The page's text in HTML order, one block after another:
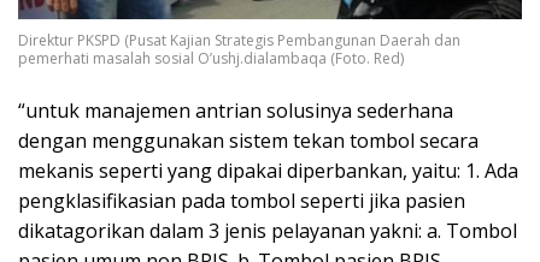
Direktur PKSPD (Pusat Kajian Strategis Pembangunan Daerah dan
pemerhati masalah sosial O’ushj.dialambaqa (Foto. Red)
“untuk manajemen antrian solusinya sederhana
dengan menggunakan sistem tekan tombol secara
mekanis seperti yang dipakai diperbankan, yaitu: 1. Ada
pengklasifikasian pada tombol seperti jika pasien
dikatagorikan dalam 3 jenis pelayanan yakni: a. Tombol